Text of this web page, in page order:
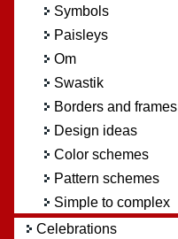
Symbols
Paisleys
Om
Swastik
Borders and frames
Design ideas
Color schemes
Pattern schemes
Simple to complex
Celebrations